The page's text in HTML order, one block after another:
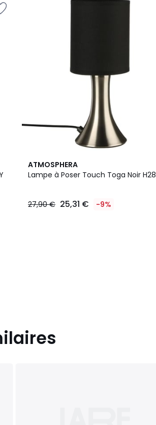
ATMOSPHERA
Lampe à Poser Touch Toga Noir H28
27,90 € 25,31 € -9%